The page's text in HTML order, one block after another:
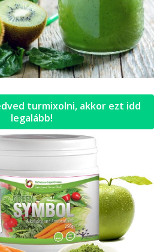
turmixolni, akkor ezt idd
legalább!